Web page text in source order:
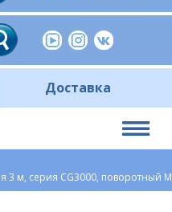
Доставка
3 м, серия CG3000, поворотный